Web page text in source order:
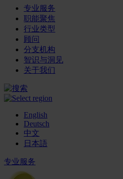
专业服务
职能聚焦
行业类型
顾问
分支机构
智识与洞见
关于我们
English
Deutsch
中文
日本語
专业服务